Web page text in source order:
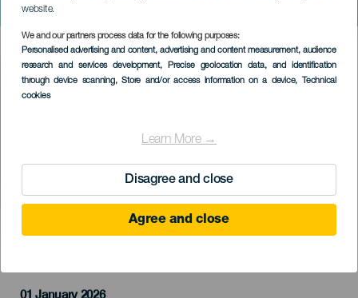
website.
We and our partners process data for the following purposes:
Personalised advertising and content, advertising and content measurement, audience
research and services development, Precise geolocation data, and identification
through device scanning, Store and/or access information on a device, Technical
cookies
Learn More →
Disagree and close
Agree and close
Jocan újévi koncertje
Imagen
Listado
01 January 2026